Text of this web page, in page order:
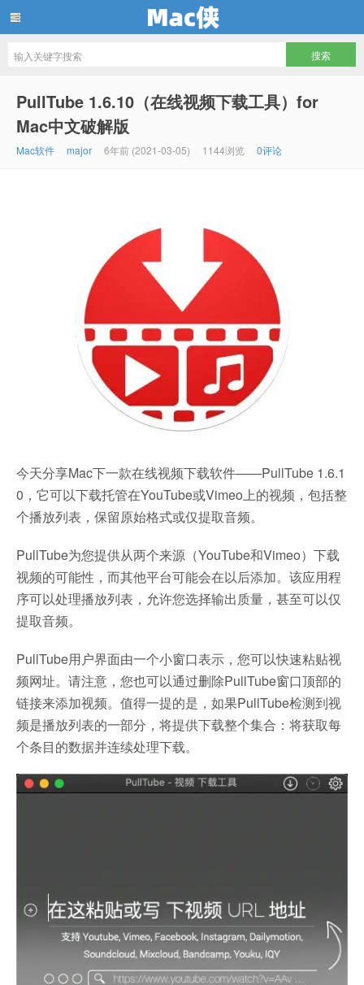
PullTube 1.6.10（在线视频下载工具）for
Mac中文破解版
Mac软件 major 6年前 (2021-03-05) 1144浏览 0评论
今天分享Mac下一款在线视频下载软件——PullTube 1.6.1
0，它可以下载托管在YouTube或Vimeo上的视频，包括整
个播放列表，保留原始格式或仅提取音频。
PullTube为您提供从两个来源（YouTube和Vimeo）下载
视频的可能性，而其他平台可能会在以后添加。该应用程
序可以处理播放列表，允许您选择输出质量，甚至可以仅
提取音频。
PullTube用户界面由一个小窗口表示，您可以快速粘贴视
频网址。请注意，您也可以通过删除PullTube窗口顶部的
链接来添加视频。值得一提的是，如果PullTube检测到视
频是播放列表的一部分，将提供下载整个集合：将获取每
个条目的数据并连续处理下载。